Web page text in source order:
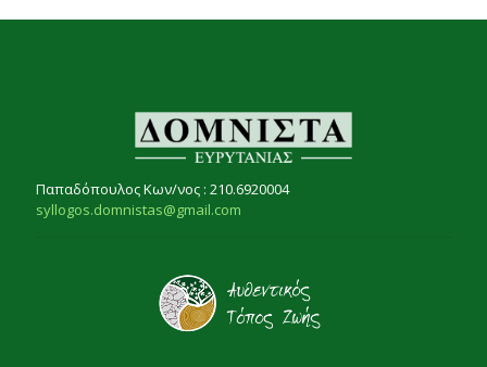
Παπαδόπουλος Κων/νος : 210.6920004
syllogos.domnistas@gmail.com